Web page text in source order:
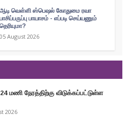
ஆடி வெள்ளி ஸ்பெஷல் கோதுமை ரவா
பாசிப்பருப்பு பாயாசம் - எப்படி செய்யணும்
தெரியுமா?
05 August 2026
மணி நேரத்திற்கு விடுக்கப்பட்டுள்ள
2026